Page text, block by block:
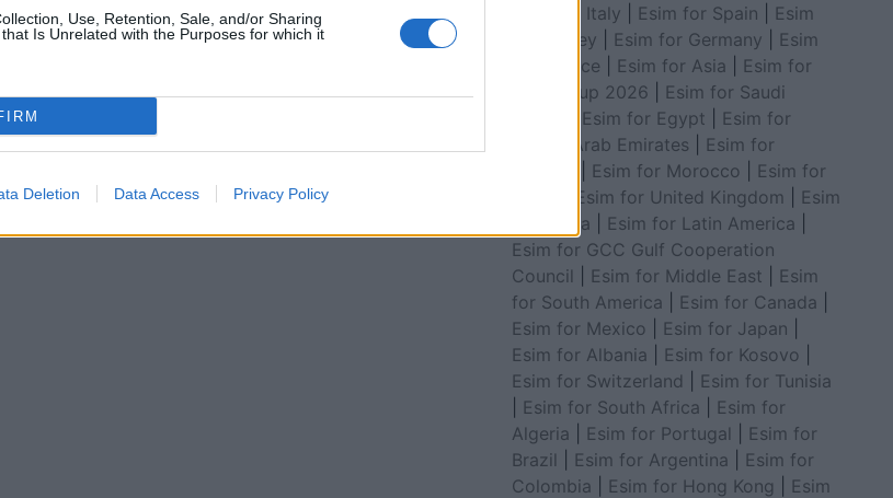
Use, Retention, Sale, and/or Sharing
Is Unrelated with the Purposes for which it
Deletion Data Access Privacy Policy
Esim for Italy
Esim for Spain
Esim
for Turkey
Esim for Germany
Esim
for Greece
Esim for Asia
Esim for
World Cup 2026
Esim for Saudi
Esim for Egypt
Esim for
United Arab Emirates
Esim for
Esim for Morocco
Esim for
Esim for United Kingdom
Esim
for Africa
Esim for Latin America
Esim for GCC Gulf Cooperation
Council
Esim for Middle East
Esim
for South America
Esim for Canada
Esim for Mexico
Esim for Japan
Esim for Albania
Esim for Kosovo
Esim for Switzerland
Esim for Tunisia
Esim for South Africa
Esim for
Algeria
Esim for Portugal
Esim for
Brazil
Esim for Argentina
Esim for
Colombia
Esim for Hong Kong
Esim